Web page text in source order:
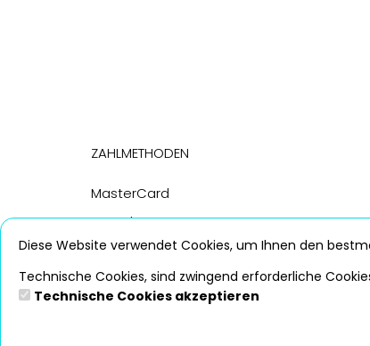
Zahlmethoden
MasterCard
PayPal
Visa
Diese Website verwendet Cookies, um Ihnen den
Technische Cookies, sind zwingend erforderliche
Technische Cookies akzeptieren